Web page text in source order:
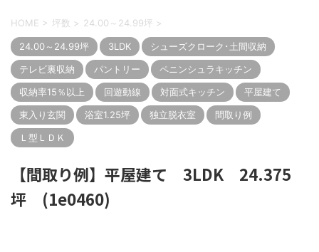
HOME > 坪数 > 24.00～24.99坪 >
24.00～24.99坪 3LDK
シューズクローク･土間収納
テレビ裏収納
パントリー
ペニンシュラキッチン
収納率15％以上
回遊動線 対面式キッチン
平屋建て
東入り玄関
浴室1.25坪 独立脱衣室
間取り例
Ｌ型ＬＤＫ
【間取り例】平屋建て 3LDK 24.375
坪 (1e0460)